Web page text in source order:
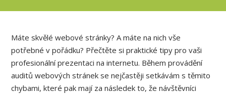
Máte skvělé webové stránky? A máte na nich vše
potřebné v pořádku? Přečtěte si praktické tipy pro vaši
profesionální prezentaci na internetu. Během provádění
auditů webových stránek se nejčastěji setkávám s těmito
chybami, které pak mají za následek to, že návštěvníci